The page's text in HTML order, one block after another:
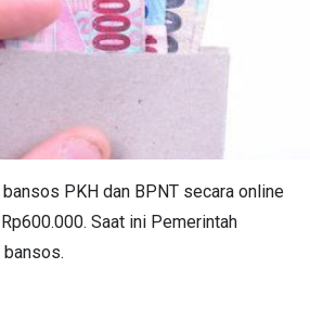
PKH dan BPNT secara online
Saat ini Pemerintah